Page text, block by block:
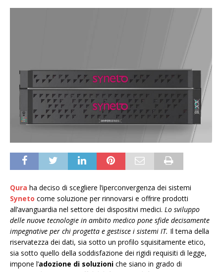
Qura ha deciso di scegliere l’iperconvergenza dei sistemi
Syneto come soluzione per rinnovarsi e offrire prodotti
all’avanguardia nel settore dei dispositivi medici. Lo sviluppo
delle nuove tecnologie in ambito medico pone sfide decisamente
impegnative per chi progetta e gestisce i sistemi IT. Il tema della
riservatezza dei dati, sia sotto un profilo squisitamente etico,
sia sotto quello della soddisfazione dei rigidi requisiti di legge,
impone l’adozione di soluzioni che siano in grado di